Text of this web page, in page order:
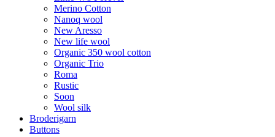
Merino Cotton
Nanoq wool
New Aresso
New life wool
Organic 350 wool cotton
Organic Trio
Roma
Rustic
Soon
Wool silk
Broderigarn
Buttons